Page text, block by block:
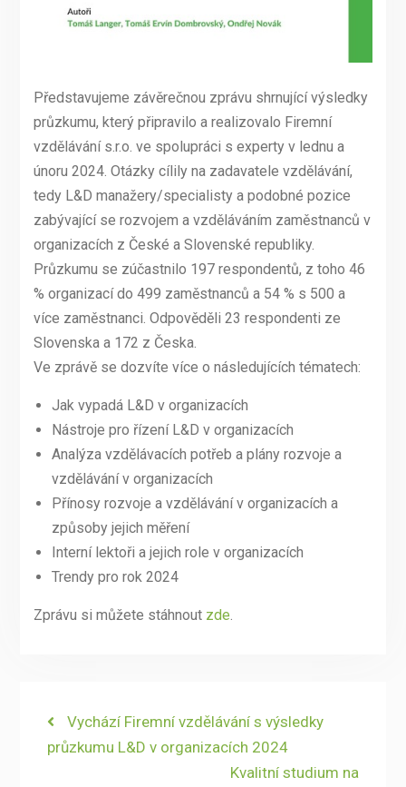
Představujeme závěrečnou zprávu shrnující výsledky
průzkumu, který připravilo a realizovalo Firemní
vzdělávání s.r.o. ve spolupráci s experty v lednu a
únoru 2024. Otázky cílily na zadavatele vzdělávání,
tedy L&D manažery/specialisty a podobné pozice
zabývající se rozvojem a vzděláváním zaměstnanců v
organizacích z České a Slovenské republiky.
Průzkumu se zúčastnilo 197 respondentů, z toho 46
% organizací do 499 zaměstnanců a 54 % s 500 a
více zaměstnanci. Odpověděli 23 respondenti ze
Slovenska a 172 z Česka.
Ve zprávě se dozvíte více o následujících tématech:
Jak vypadá L&D v organizacích
Nástroje pro řízení L&D v organizacích
Analýza vzdělávacích potřeb a plány rozvoje a
vzdělávání v organizacích
Přínosy rozvoje a vzdělávání v organizacích a
způsoby jejich měření
Interní lektoři a jejich role v organizacích
Trendy pro rok 2024
Zprávu si můžete stáhnout zde.
Navigace
pro
Previous
post:
Vychází Firemní vzdělávání s výsledky
průzkumu L&D v organizacích 2024
Next
Kvalitní studium na